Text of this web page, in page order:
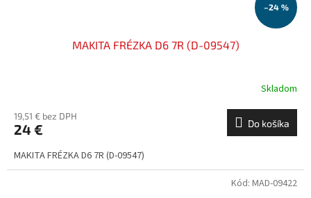
–24 %
MAKITA FRÉZKA D6 7R (D-09547)
Skladom
19,51 € bez DPH
24 € Do košíka
MAKITA FRÉZKA D6 7R (D-09547)
Kód: MAD-09422